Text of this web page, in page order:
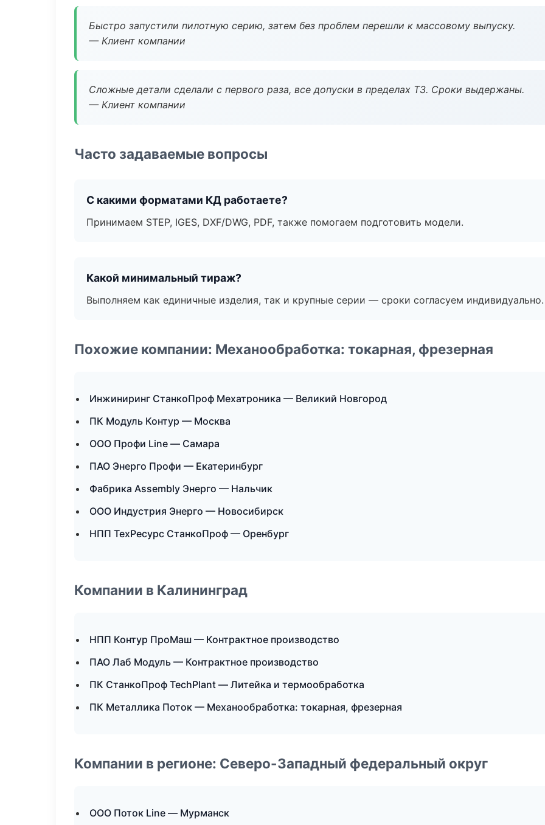
Быстро запустили пилотную серию, затем без проблем перешли к массовому выпуску.
— Клиент компании
Сложные детали сделали с первого раза, все допуски в пределах ТЗ. Сроки выдержаны.
— Клиент компании
Часто задаваемые вопросы
С какими форматами КД работаете?
Принимаем STEP, IGES, DXF/DWG, PDF, также помогаем подготовить модели.
Какой минимальный тираж?
Выполняем как единичные изделия, так и крупные серии — сроки согласуем индивидуально.
Похожие компании: Механообработка: токарная, фрезерная
Инжиниринг СтанкоПроф Мехатроника — Великий Новгород
ПК Модуль Контур — Москва
ООО Профи Line — Самара
ПАО Энерго Профи — Екатеринбург
Фабрика Assembly Энерго — Нальчик
ООО Индустрия Энерго — Новосибирск
НПП ТехРесурс СтанкоПроф — Оренбург
Компании в Калининград
НПП Контур ПроМаш — Контрактное производство
ПАО Лаб Модуль — Контрактное производство
ПК СтанкоПроф TechPlant — Литейка и термообработка
ПК Металлика Поток — Механообработка: токарная, фрезерная
Компании в регионе: Северо-Западный федеральный округ
ООО Поток Line — Мурманск